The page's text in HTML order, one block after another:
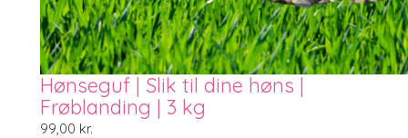
Hønseguf | Slik til dine høns |
Frøblanding | 3 kg
99,00 kr.